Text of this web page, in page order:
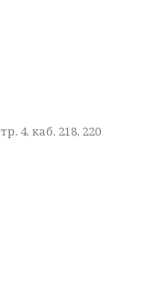
4, каб. 218, 220